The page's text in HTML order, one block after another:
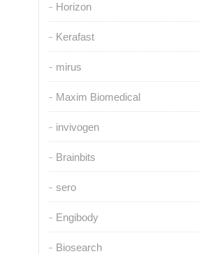
Horizon
Kerafast
mirus
Maxim Biomedical
invivogen
Brainbits
sero
Engibody
Biosearch